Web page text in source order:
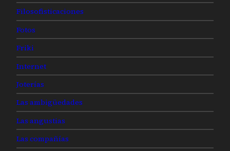
Filosofisticaciones
Fotos
Friki
Internet
Joterías
Las ambigüedades
Las angustias
Las compañías